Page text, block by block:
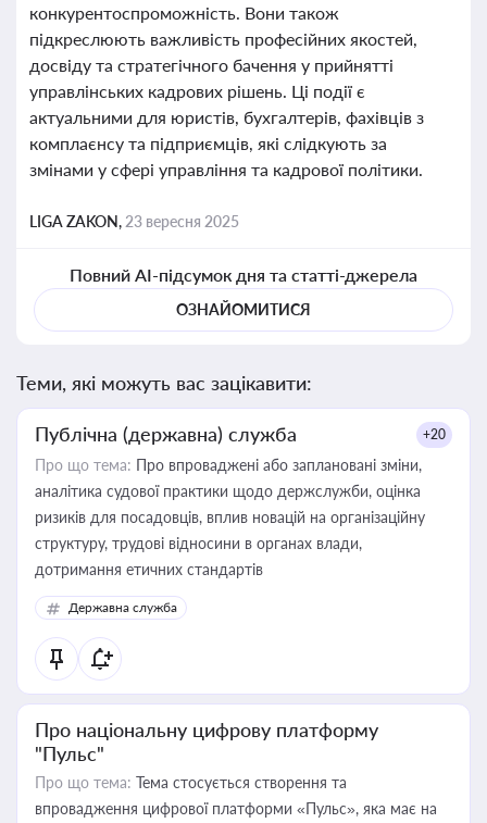
конкурентоспроможність. Вони також
підкреслюють важливість професійних якостей,
досвіду та стратегічного бачення у прийнятті
управлінських кадрових рішень. Ці події є
актуальними для юристів, бухгалтерів, фахівців з
комплаєнсу та підприємців, які слідкують за
змінами у сфері управління та кадрової політики.
LIGA ZAKON, 23 вересня 2025
Повний AI-підсумок дня та статті-джерела
ОЗНАЙОМИТИСЯ
Теми, які можуть вас зацікавити:
Публічна (державна) служба +20
Про що тема: Про впроваджені або заплановані зміни,
аналітика судової практики щодо держслужби, оцінка
ризиків для посадовців, вплив новацій на організаційну
структуру, трудові відносини в органах влади,
дотримання етичних стандартів
Державна служба
Про національну цифрову платформу
"Пульс"
Про що тема: Тема стосується створення та
впровадження цифрової платформи «Пульс», яка має на